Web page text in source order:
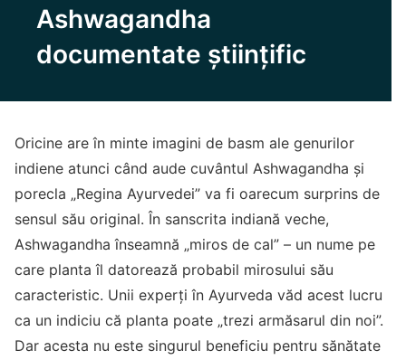
Ashwagandha
documentate științific
Oricine are în minte imagini de basm ale genurilor
indiene atunci când aude cuvântul Ashwagandha și
porecla „Regina Ayurvedei” va fi oarecum surprins de
sensul său original. În sanscrita indiană veche,
Ashwagandha înseamnă „miros de cal” – un nume pe
care planta îl datorează probabil mirosului său
caracteristic. Unii experți în Ayurveda văd acest lucru
ca un indiciu că planta poate „trezi armăsarul din noi”.
Dar acesta nu este singurul beneficiu pentru sănătate